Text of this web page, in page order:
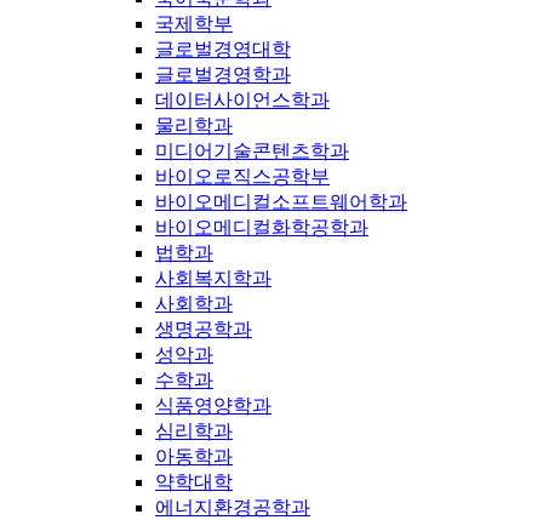
국제학부
글로벌경영대학
글로벌경영학과
데이터사이언스학과
물리학과
미디어기술콘텐츠학과
바이오로직스공학부
바이오메디컬소프트웨어학과
바이오메디컬화학공학과
법학과
사회복지학과
사회학과
생명공학과
성악과
수학과
식품영양학과
심리학과
아동학과
약학대학
에너지환경공학과